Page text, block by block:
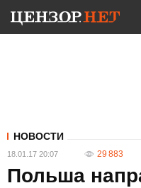
НОВОСТИ
18.01.17 20:07 29 883
Польша